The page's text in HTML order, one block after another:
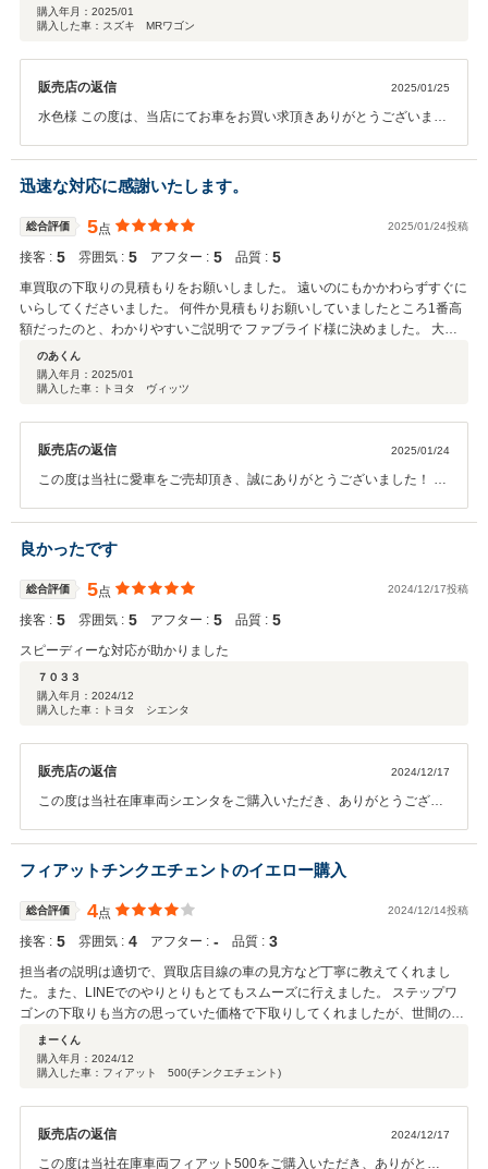
購入年月： 2025/01
購入した車：スズキ MRワゴン
販売店の返信 2025/01/25
水色様 この度は、当店にてお車をお買い求頂きありがとうございまし
嬉しいです！ 車検や、メンテナンス等お気軽にご連絡頂ければと思い
ます 。 この度は誠にありがとうございました。
迅速な対応に感謝いたします。
総合評価 5点 2025/01/24投稿
接客 : 5 雰囲気 : 5 アフター : 5 品質 : 5
車買取の下取りの見積もりをお願いしました。 遠いのにもかかわらずすぐに
いらしてくださいました。 何件か見積もりお願いしていましたところ1番高
額だったのと、わかりやすいご説明で ファブライド様に決めました。 大切
にしていた車なので、最後まで丁寧に扱ってくださいました営業の江澤様に
感謝いたします。
のあくん
購入年月： 2025/01
購入した車：トヨタ ヴィッツ
販売店の返信 2025/01/24
この度は当社に愛車をご売却頂き、誠にありがとうございました！ お
買取も力を入れていますので、今後とも宜しくお願い致します！ この
ようなご評価、コメントまで頂き、大変光栄に思います。 ありがとう
ございました！
良かったです
総合評価 5点 2024/12/17投稿
接客 : 5 雰囲気 : 5 アフター : 5 品質 : 5
スピーディーな対応が助かりました
７０３３
購入年月： 2024/12
購入した車：トヨタ シエンタ
販売店の返信 2024/12/17
この度は当社在庫車両シエンタをご購入いただき、ありがとうござい
対応も非常にスムーズで、当店としても非常に助かりました。今後ま
た何かあればご連絡頂ければと思います。どうぞよろしくお願いいた
フィアットチンクエチェントのイエロー購入
総合評価 4点 2024/12/14投稿
接客 : 5 雰囲気 : 4 アフター : ‐ 品質 : 3
担当者の説明は適切で、買取店目線の車の見方など丁寧に教えてくれまし
た。また、LINEでのやりとりもとてもスムーズに行えました。 ステップワ
ゴンの下取りも当方の思っていた価格で下取りしてくれましたが、世間の相
場観などの情報を共有いただけたらより良かったかと思います。 下見の時に
は「アンテナが無いんです」との説明だったので、ネットで購入して納車時
に持って行ったらお店側で別のアンテナを取り付けてくれており、とても親
ってます。 納車時は担当ではない方が応対してくれましたが、店頭のスタッ
フの方含めて皆さんが丁寧な応対なので気持ちよく購入できました。 あとは
まーくん
購入年月： 2024/12
購入した車：フィアット 500(チンクエチェント)
販売店の返信 2024/12/17
この度は当社在庫車両フィアット500をご購入いただき、ありがとう